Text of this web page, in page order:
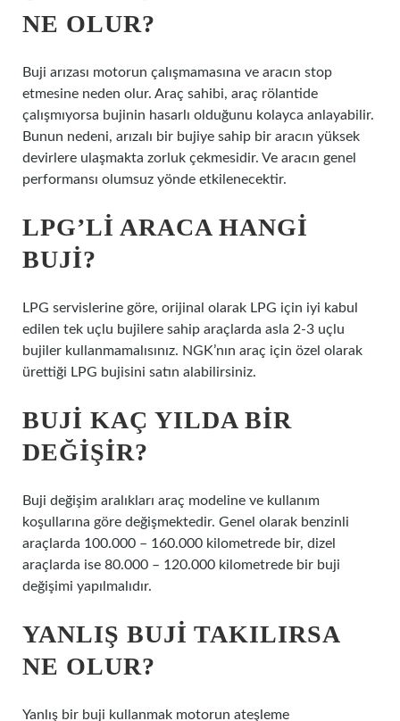
NE OLUR?
Buji arızası motorun çalışmamasına ve aracın stop
etmesine neden olur. Araç sahibi, araç rölantide
çalışmıyorsa bujinin hasarlı olduğunu kolayca anlayabilir.
Bunun nedeni, arızalı bir bujiye sahip bir aracın yüksek
devirlere ulaşmakta zorluk çekmesidir. Ve aracın genel
performansı olumsuz yönde etkilenecektir.
LPG’LI ARACA HANGI
BUJI?
LPG servislerine göre, orijinal olarak LPG için iyi kabul
edilen tek uçlu bujilere sahip araçlarda asla 2-3 uçlu
bujiler kullanmamalısınız. NGK’nın araç için özel olarak
ürettiği LPG bujisini satın alabilirsiniz.
BUJI KAÇ YILDA BIR
DEĞIŞIR?
Buji değişim aralıkları araç modeline ve kullanım
koşullarına göre değişmektedir. Genel olarak benzinli
araçlarda 100.000 – 160.000 kilometrede bir, dizel
araçlarda ise 80.000 – 120.000 kilometrede bir buji
değişimi yapılmalıdır.
YANLIŞ BUJI TAKILIRSA
NE OLUR?
Yanlış bir buji kullanmak motorun ateşleme